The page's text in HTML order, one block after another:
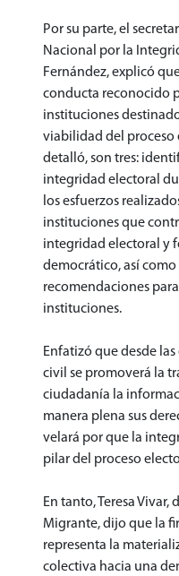
Por su parte, el
Nacional por la
Fernández, explicó
conducta reconocido
instituciones
viabilidad del proceso
detalló, son tres:
integridad electoral
los esfuerzos
instituciones que
integridad electoral y
democrático, así
recomendaciones
instituciones.
Enfatizó que desde
civil se promoverá la
ciudadanía la
manera plena sus
velará por que la
pilar del proceso
En tanto, Teresa Vivar,
Migrante, dijo que la
representa la
colectiva hacia una